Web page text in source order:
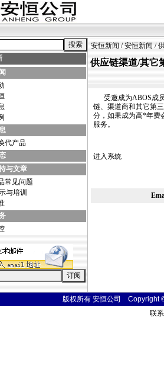
代产品
与文章
常见问题
与培训
安恒新闻 /安恒新闻 /
供应链渠道/其它
受邀成为ABOS成员
链、渠道商和其它第
分，如果成为高*年费
服务。
进入系统
版权所有 安恒公司 Copyright
联